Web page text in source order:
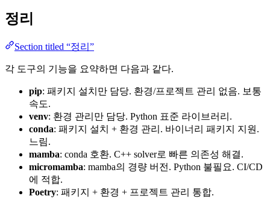
정리
Section titled “정리”
각 도구의 기능을 요약하면 다음과 같다.
pip: 패키지 설치만 담당. 환경/프로젝트 관리 없음. 보통
속도.
venv: 환경 관리만 담당. Python 표준 라이브러리.
conda: 패키지 설치 + 환경 관리. 바이너리 패키지 지원.
느림.
mamba: conda 호환. C++ solver로 빠른 의존성 해결.
micromamba: mamba의 경량 버전. Python 불필요. CI/CD
에 적합.
Poetry: 패키지 + 환경 + 프로젝트 관리 통합.